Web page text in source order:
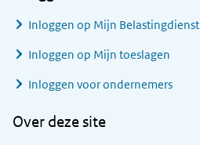
Inloggen op Mijn Belastingdienst
Inloggen op Mijn toeslagen
Inloggen voor ondernemers
Over deze site